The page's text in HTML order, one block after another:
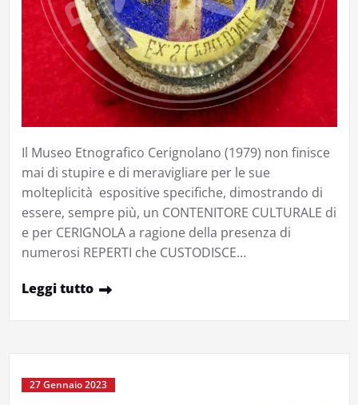
Il Museo Etnografico Cerignolano (1979) non finisce
mai di stupire e di meravigliare per le sue
molteplicità espositive specifiche, dimostrando di
essere, sempre più, un CONTENITORE CULTURALE di
e per CERIGNOLA a ragione della presenza di
numerosi REPERTI che CUSTODISCE…
Leggi tutto
27 Gennaio 2023